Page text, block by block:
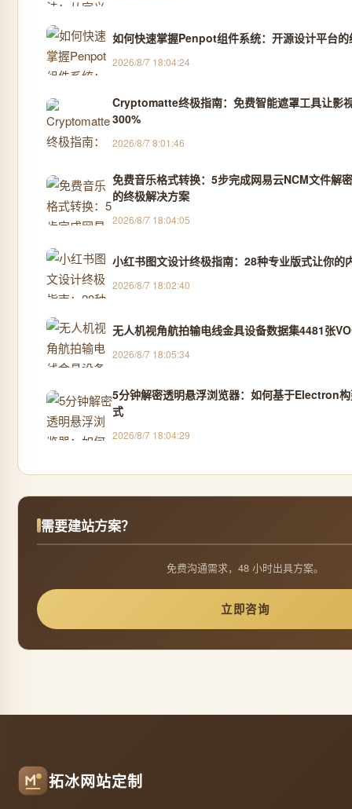
如何快速掌握Penpot组件系统：开源设计平台的
2026/8/7 18:04:24
Cryptomatte终极指南：免费智能遮罩工具让影
300%
2026/8/7 8:01:46
免费音乐格式转换：5步完成网易云NCM文件解
的终极解决方案
2026/8/7 18:04:05
小红书图文设计终极指南：28种专业版式让你的
2026/8/7 18:02:40
无人机视角航拍输电线金具设备数据集4481张
2026/8/7 18:05:34
5分钟解密透明悬浮浏览器：如何基于Electron
式
2026/8/7 18:04:29
需要建站方案？
免费沟通需求，48 小时出具方案。
立即咨询
拓冰网站定制